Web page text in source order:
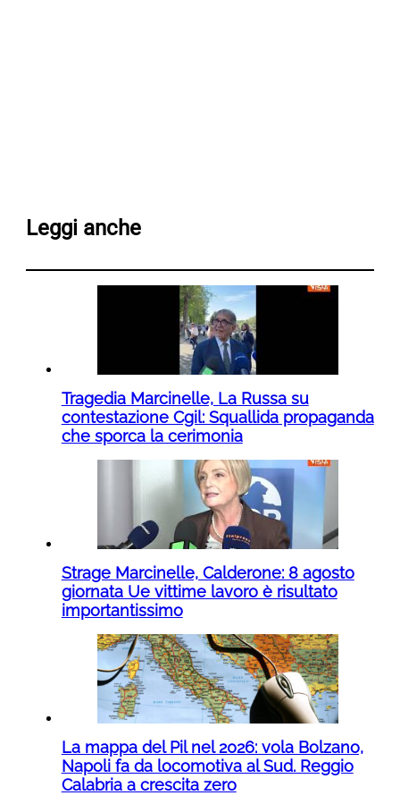
Leggi anche
Tragedia Marcinelle, La Russa su
contestazione Cgil: Squallida propaganda
che sporca la cerimonia
Strage Marcinelle, Calderone: 8 agosto
giornata Ue vittime lavoro è risultato
importantissimo
La mappa del Pil nel 2026: vola Bolzano,
Napoli fa da locomotiva al Sud. Reggio
Calabria a crescita zero